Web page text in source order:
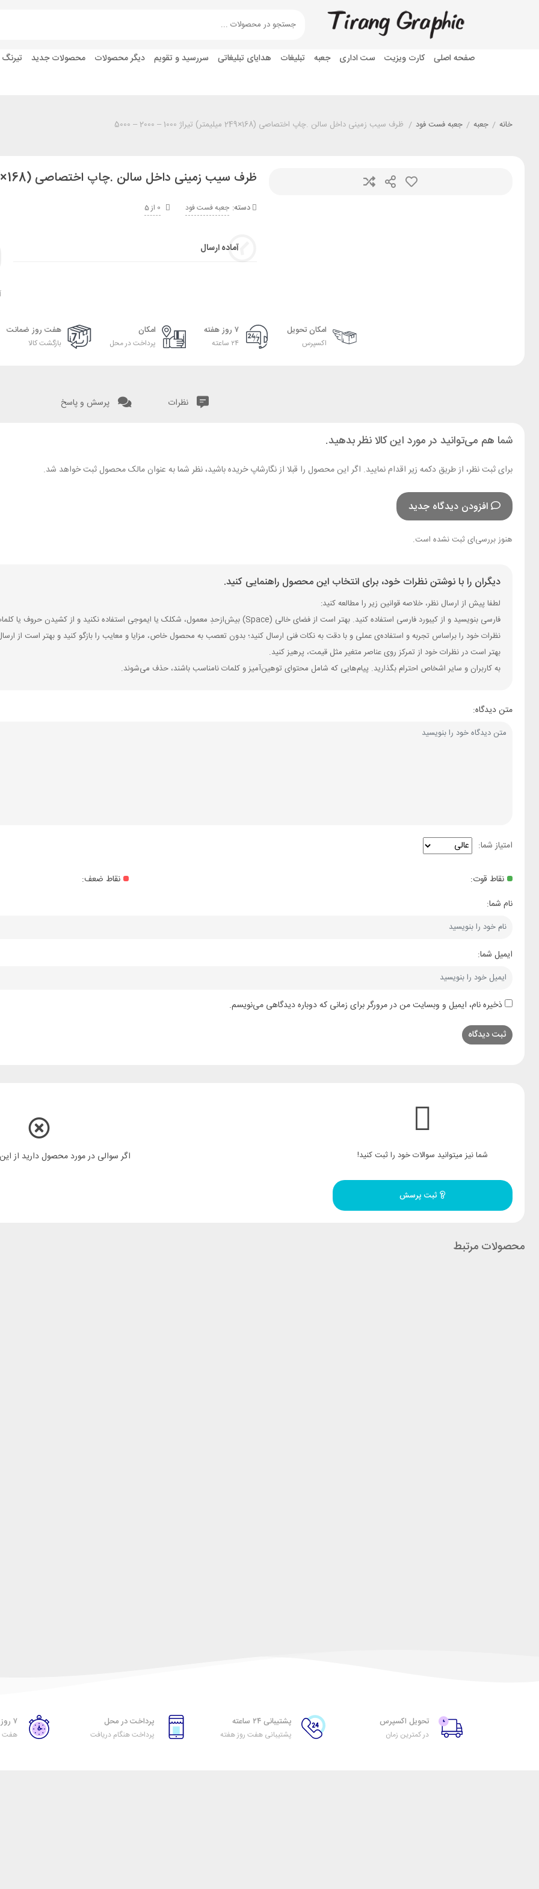
صفحه اصلی کارت ویزیت ست اداری جعبه تبلیغات هدایای تبلیغاتی سررسید و تقویم دیگر محصولات محصولات جدید تیرنگ
خانه / جعبه / جعبه فست فود / ظرف سیب زمینی داخل سالن .چاپ اختصاصی (168×249 میلیمتر) تیراژ 1000 – 2000 – 5000
ظرف سیب زمینی داخل سالن .چاپ اختصاصی (168×249 میلیمتر) تیراژ 1000 – 2000 – 5000
دسته: جعبه فست فود 0 از 5
آماده ارسال
امکان تحویل
اکسپرس
۷ روز هفته
۲۴ ساعته
امکان
پرداخت در محل
هفت روز ضمانت
بازگشت کالا
نظرات پرسش و پاسخ
شما هم می‌توانید در مورد این کالا نظر بدهید.
برای ثبت نظر، از طریق دکمه زیر اقدام نمایید. اگر این محصول را قبلا از نگارشاپ خریده باشید، نظر شما به عنوان مالک محصول ثبت خواهد شد.
افزودن دیدگاه جدید
هنوز بررسی‌ای ثبت نشده است.
دیگران را با نوشتن نظرات خود، برای انتخاب این محصول راهنمایی کنید.
لطفا پیش از ارسال نظر، خلاصه قوانین زیر را مطالعه کنید:
فارسی بنویسید و از کیبورد فارسی استفاده کنید. بهتر است از فضای خالی (Space) بیش‌از‌حدِ معمول، شکلک یا ایموجی استفاده نکنید و از کشیدن حروف یا کلمات با صفحه‌کلید بپرهیزید.
نظرات خود را براساس تجربه و استفاده‌ی عملی و با دقت به نکات فنی ارسال کنید؛ بدون تعصب به محصول خاص، مزایا و معایب را بازگو کنید و بهتر است از
بهتر است در نظرات خود از تمرکز روی عناصر متغیر مثل قیمت، پرهیز کنید.
به کاربران و سایر اشخاص احترام بگذارید. پیام‌هایی که شامل محتوای توهین‌آمیز و کلمات نامناسب باشند، حذف می‌شوند.
متن دیدگاه:
امتیاز شما:
نقاط قوت:
نقاط ضعف:
نام شما:
ایمیل شما:
ذخیره نام، ایمیل و وبسایت من در مرورگر برای زمانی که دوباره دیدگاهی می‌نویسم.
شما نیز میتوانید سوالات خود را ثبت کنید! اگر سوالی در مورد محصول دارید از
محصولات مرتبط
تحویل اکسپرس
در کمترین زمان
پشتیبانی ۲۴ ساعته
پشتیبانی هفت روز هفته
پرداخت در محل
پرداخت هنگام دریافت
۷ روز ضمانت بازگشت
هفت